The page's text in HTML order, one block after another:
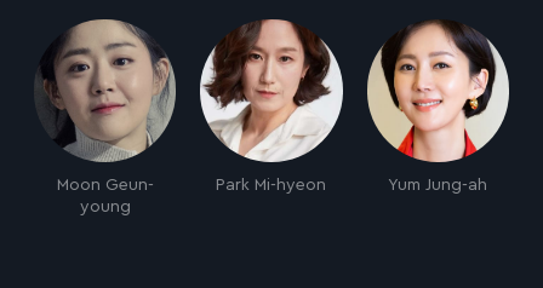
Moon Geun-
young
Park Mi-hyeon Yum Jung-ah